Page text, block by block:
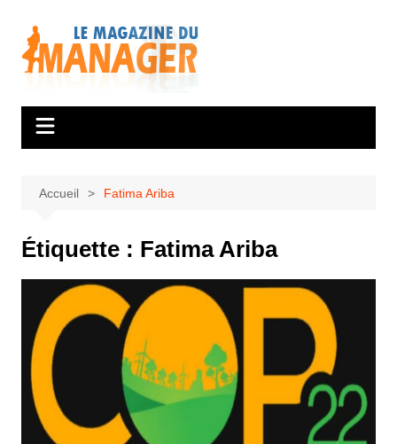
contenu
Accueil Fatima Ariba
Étiquette : Fatima Ariba